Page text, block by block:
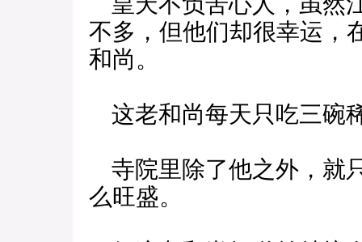
不多，但他们却很幸运，
和尚。
这老和尚每天只吃三碗
寺院里除了他之外，就
么旺盛。